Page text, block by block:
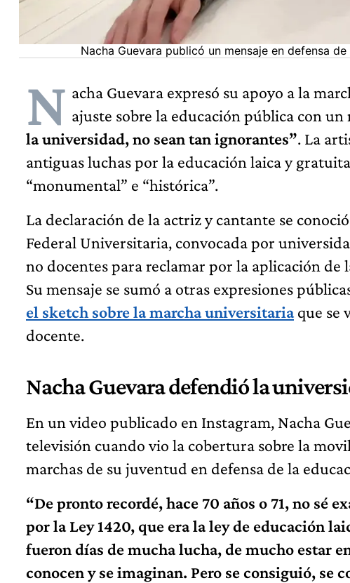
Nacha Guevara publicó un mensaje en defensa
N acha Guevara expresó su apoyo a la
ajuste sobre la educación pública con
la universidad, no sean tan ignorantes”. La
antiguas luchas por la educación laica y
“monumental” e “histórica”.
La declaración de la actriz y cantante se
Federal Universitaria, convocada por
no docentes para reclamar por la aplicación
Su mensaje se sumó a otras expresiones
el sketch sobre la marcha universitariaque se
docente.
Nacha Guevara defendió la
En un video publicado en Instagram, Nacha
televisión cuando vio la cobertura sobre la
marchas de su juventud en defensa de la
“De pronto recordé, hace 70 años o 71, no sé
por la Ley 1420, que era la ley de educación
fueron días de mucha lucha, de mucho estar
conocen y se imaginan. Pero se consiguió, se